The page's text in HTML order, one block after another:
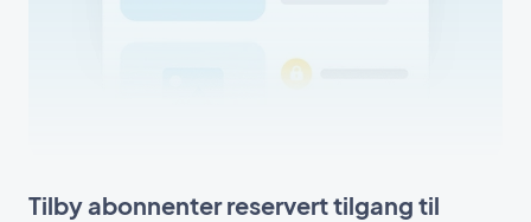
Tilby abonnenter reservert tilgang til